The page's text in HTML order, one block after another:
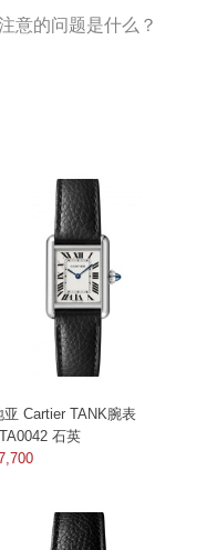
意的问题是什么？
亚 Cartier TANK腕表
石英